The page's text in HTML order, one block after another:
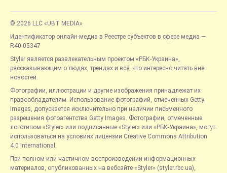
© 2026 LLC «UBT MEDIA»
Идентификатор онлайн-медиа в Реестре субъектов в сфере медиа —
R40-05347
Styler является развлекательным проектом «РБК-Украина»,
рассказывающим о людях, трендах и всё, что интересно читать вне
новостей.
Фотографии, иллюстрации и другие изображения принадлежат их
правообладателям. Использование фотографий, отмеченных Getty
Images, допускается исключительно при наличии письменного
разрешения фотоагентства Getty Images. Фотографии, отмеченные
логотипом «Styler» или подписанные «Styler» или «РБК-Украина», могут
использоваться на условиях лицензии Creative Commons Attribution
4.0 International.
При полном или частичном воспроизведении информационных
материалов, опубликованных на вебсайте «Styler» (styler.rbc.ua),